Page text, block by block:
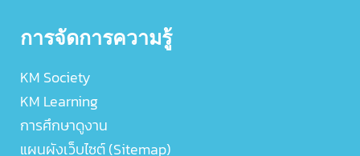
การจัดการความรู้
KM Society
KM Learning
การศึกษาดูงาน
แผนผังเว็บไซต์ (Sitemap)